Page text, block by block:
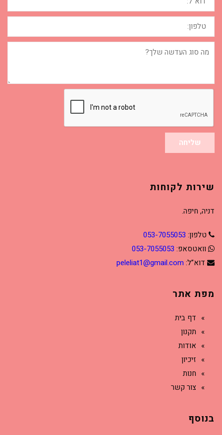
טלפון:
מה
סוג
שליחה
שירות לקוחות
דניה, חיפה.
טלפון: 053-7055053
וואטסאפ: 053-7055053
דוא”ל: peleliat1@gmail.com
מפת אתר
דף בית
תקנון
אודות
זיכיון
חנות
צור קשר
בנוסף